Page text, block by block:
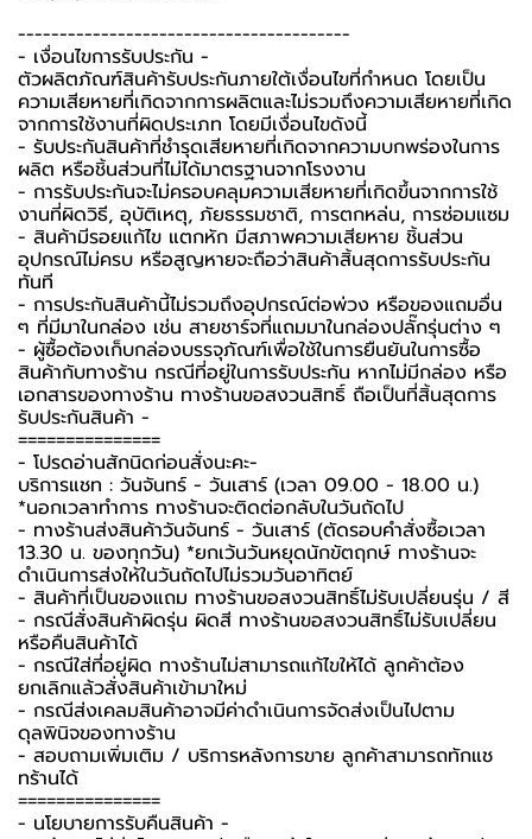
----------------------------------------
-️ เงื่อนไขการรับประกัน -️
ตัวผลิตภัณฑ์สินค้ารับประกันภายใต้เงื่อนไขที่กำหนด โดยเป็น
ความเสียหายที่เกิดจากการผลิตและไม่รวมถึงความเสียหายที่เกิด
จากการใช้งานที่ผิดประเภท โดยมีเงื่อนไขดังนี้
- รับประกันสินค้าที่ชำรุดเสียหายที่เกิดจากความบกพร่องในการ
ผลิต หรือชิ้นส่วนที่ไม่ได้มาตรฐานจากโรงงาน
- การรับประกันจะไม่ครอบคลุมความเสียหายที่เกิดขึ้นจากการใช้
งานที่ผิดวิธี, อุบัติเหตุ, ภัยธรรมชาติ, การตกหล่น, การซ่อมแซม
- สินค้ามีรอยแก้ไข แตกหัก มีสภาพความเสียหาย ชิ้นส่วน
อุปกรณ์ไม่ครบ หรือสูญหายจะถือว่าสินค้าสิ้นสุดการรับประกัน
ทันที
- การประกันสินค้านี้ไม่รวมถึงอุปกรณ์ต่อพ่วง หรือของแถมอื่น
ๆ ที่มีมาในกล่อง เช่น สายชาร์จที่แถมมาในกล่องปลั๊กรุ่นต่าง ๆ
-️ ผู้ซื้อต้องเก็บกล่องบรรจุภัณฑ์เพื่อใช้ในการยืนยันในการซื้อ
สินค้ากับทางร้าน กรณีที่อยู่ในการรับประกัน หากไม่มีกล่อง หรือ
เอกสารของทางร้าน ทางร้านขอสงวนสิทธิ์ ถือเป็นที่สิ้นสุดการ
รับประกันสินค้า -️
===============
-️ โปรดอ่านสักนิดก่อนสั่งนะคะ-️
บริการแชท : วันจันทร์ - วันเสาร์ (เวลา 09.00 - 18.00 น.)
*นอกเวลาทำการ ทางร้านจะติดต่อกลับในวันถัดไป
- ทางร้านส่งสินค้าวันจันทร์ - วันเสาร์ (ตัดรอบคำสั่งซื้อเวลา
13.30 น. ของทุกวัน) *ยกเว้นวันหยุดนักขัตฤกษ์ ทางร้านจะ
ดำเนินการส่งให้ในวันถัดไปไม่รวมวันอาทิตย์
- สินค้าที่เป็นของแถม ทางร้านขอสงวนสิทธิ์ไม่รับเปลี่ยนรุ่น / สี
- กรณีสั่งสินค้าผิดรุ่น ผิดสี ทางร้านขอสงวนสิทธิ์ไม่รับเปลี่ยน
หรือคืนสินค้าได้
- กรณีใส่ที่อยู่ผิด ทางร้านไม่สามารถแก้ไขให้ได้ ลูกค้าต้อง
ยกเลิกแล้วสั่งสินค้าเข้ามาใหม่
- กรณีส่งเคลมสินค้าอาจมีค่าดำเนินการจัดส่งเป็นไปตาม
ดุลพินิจของทางร้าน
- สอบถามเพิ่มเติม / บริการหลังการขาย ลูกค้าสามารถทักแช
ทร้านได้
===============
-️ นโยบายการรับคืนสินค้า -️